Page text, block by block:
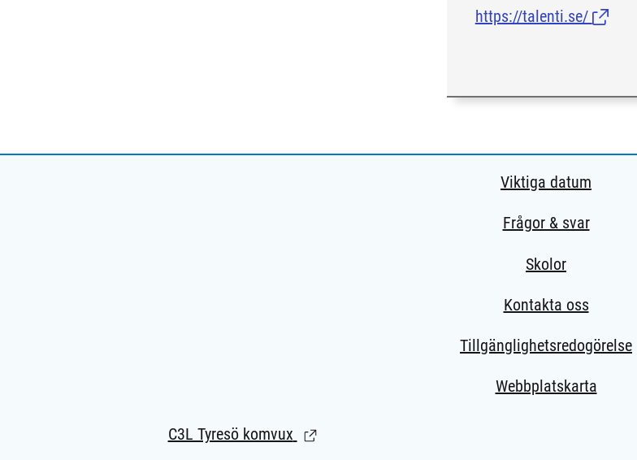
https://talenti.se/ (Länk
Viktiga datum
Frågor & svar
Skolor
Kontakta oss
Tillgänglighetsredogörelse
Webbplatskarta
C3L Tyresö komvux (Länk till extern sida.)